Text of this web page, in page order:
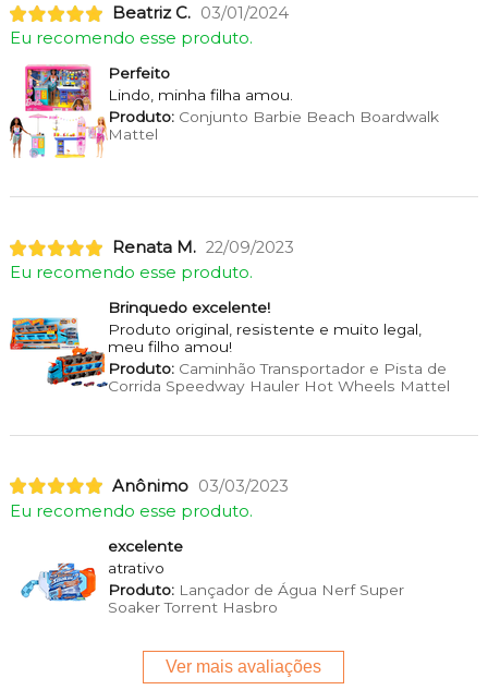
Beatriz C. 03/01/2024
Eu recomendo esse produto.
Perfeito
Lindo, minha filha amou.
Produto:Conjunto Barbie Beach Boardwalk
Mattel
Renata M. 22/09/2023
Eu recomendo esse produto.
Brinquedo excelente!
Produto original, resistente e muito legal,
meu filho amou!
Produto:Caminhão Transportador e Pista de
Corrida Speedway Hauler Hot Wheels Mattel
Anônimo 03/03/2023
Eu recomendo esse produto.
excelente
atrativo
Produto:Lançador de Água Nerf Super
Soaker Torrent Hasbro
Ver mais avaliações